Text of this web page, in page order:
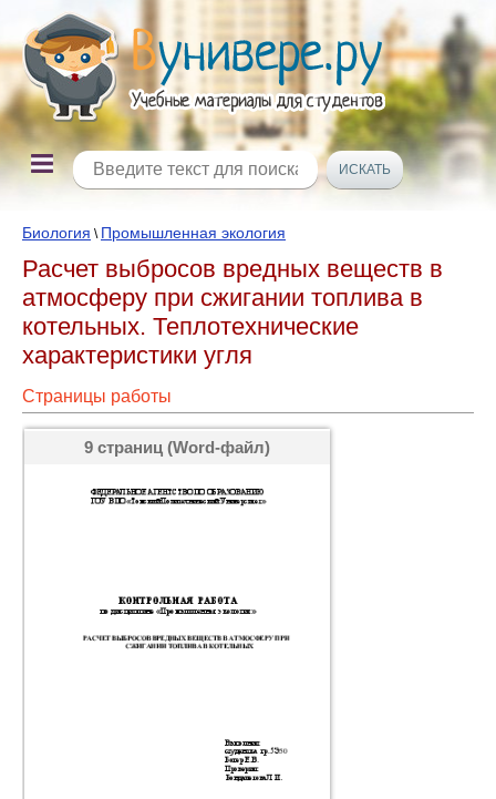
Биология \ Промышленная экология
Расчет выбросов вредных веществ в
атмосферу при сжигании топлива в
котельных. Теплотехнические
характеристики угля
Страницы работы
9 страниц (Word-файл)